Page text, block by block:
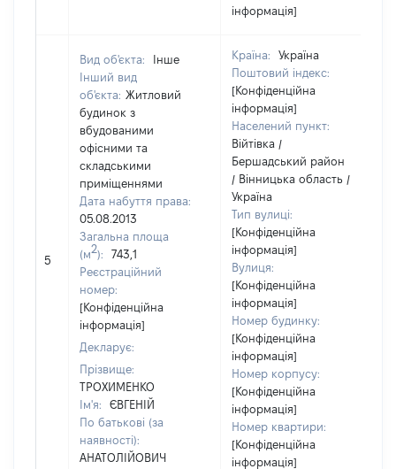
інформація]
5
Вид об'єкта:
Інше
Інший вид
об'єкта: Житловий
будинок з
вбудованими
офісними та
складськими
приміщеннями
Дата набуття права:
05.08.2013
Загальна площа
(м2):
743,1
Реєстраційний
номер:
[Конфіденційна
інформація]
Декларує:
Прізвище:
ТРОХИМЕНКО
Ім'я:
ЄВГЕНІЙ
По батькові (за
наявності):
АНАТОЛІЙОВИЧ
Країна:
Україна
Поштовий індекс:
[Конфіденційна
інформація]
Населений пункт:
Війтівка /
Бершадський район
/ Вінницька область /
Україна
Тип вулиці:
[Конфіденційна
інформація]
Вулиця:
[Конфіденційна
інформація]
Номер будинку:
[Конфіденційна
інформація]
Номер корпусу:
[Конфіденційна
інформація]
Номер квартири:
[Конфіденційна
інформація]